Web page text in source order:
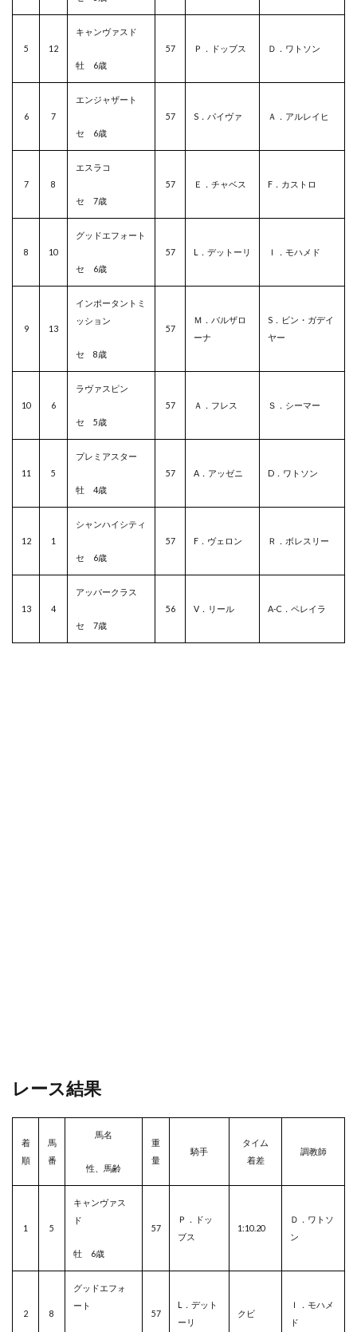
5 12
キャンヴァスド
牡 6歳
57 Ｐ．ドッブス Ｄ．ワトソン
6 7
エンジャザート
セ 6歳
57 S．パイヴァ Ａ．アルレイヒ
7 8
エスラコ
セ 7歳
57 Ｅ．チャベス F．カストロ
8 10
グッドエフォート
セ 6歳
57 L．デットーリ Ｉ．モハメド
9 13
インポータントミ
ッション
セ 8歳
57
Ｍ．バルザロ
ーナ
S．ビン・ガデイ
ヤー
10 6
ラヴァスピン
セ 5歳
57 Ａ．フレス Ｓ．シーマー
11 5
プレミアスター
牡 4歳
57 A．アッゼニ D．ワトソン
12 1
シャンハイシティ
セ 6歳
57 F．ヴェロン Ｒ．ボレスリー
13 4
アッパークラス
セ 7歳
56 V．リール A-C．ペレイラ
レース結果
着
順
馬
番
馬名
性、馬齢
重
量
騎手
タイム
着差
調教師
1 5
キャンヴァス
ド
牡 6歳
57
Ｐ．ドッ
ブス
1:10.20
Ｄ．ワトソ
ン
2 8
グッドエフォ
ート
57
L．デット
ーリ
クビ
Ｉ．モハメ
ド